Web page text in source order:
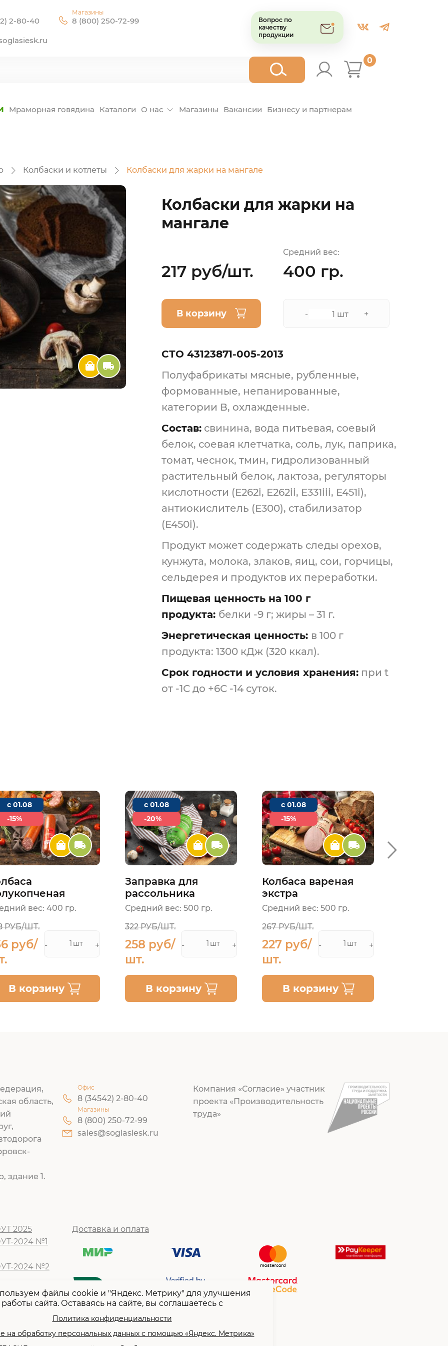
2-80-40
Магазины
8 (800) 250-72-99
Вопрос по
качеству
продукции
0
Мраморная говядина Каталоги О нас Магазины Вакансии Бизнесу и партнерам
Колбаски и котлеты Колбаски для жарки на мангале
Колбаски для жарки на
мангале
217 руб/шт.
Средний вес:
400 гр.
В корзину - шт +
СТО 43123871-005-2013
Полуфабрикаты мясные, рубленные,
формованные, непанированные,
категории В, охлажденные.
Состав: свинина, вода питьевая, соевый
белок, соевая клетчатка, соль, лук, паприка,
томат, чеснок, тмин, гидролизованный
растительный белок, лактоза, регуляторы
кислотности (Е262i, Е262ii, Е331iii, Е451i),
антиокислитель (Е300), стабилизатор
(Е450i).
Продукт может содержать следы орехов,
кунжута, молока, злаков, яиц, сои, горчицы,
сельдерея и продуктов их переработки.
Пищевая ценность на 100 г
продукта: белки -9 г; жиры – 31 г.
Энергетическая ценность: в 100 г
продукта: 1300 кДж (320 ккал).
Срок годности и условия хранения: при t
от -1С до +6С -14 суток.
c 01.08
-15%
вес: 400 гр.
РУБ/ШТ.
руб/
- шт +
В корзину
c 01.08
-20%
Заправка для
рассольника
Средний вес: 500 гр.
322 РУБ/ШТ.
258 руб/
шт.
- шт +
В корзину
c 01.08
-15%
Колбаса вареная
экстра
Средний вес: 500 гр.
267 РУБ/ШТ.
227 руб/
шт.
- шт +
В корзину
область,
здание 1.
Офис
8 (34542) 2-80-40
Магазины
8 (800) 250-72-99
sales@soglasiesk.ru
Компания «Согласие» участник
проекта «Производительность
труда»
2025
2024 №1
2024 №2
-2024 №1
-2024 №2
2023 №1
-2023 №2
Доставка и оплата
файлы cookie и "Яндекс. Метрику" для улучшения
работы сайта. Оставаясь на сайте, вы соглашаетесь с
Политика конфиденциальности
на обработку персональных данных с помощью «Яндекс. Метрика»